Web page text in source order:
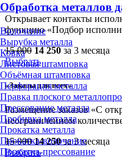
Обработка металлов
Волочение
Вырубка металла
Ковка
Листовая штамповка
Объёмная штамповка
Перфорация металла
Правка плоского
Прессование металла
Пробивка металла
Прокатка металла
Прокатка-волочение
Прокатка-прессование
Открывает контакты
функцию «Подбор
15 000 14 250 за 3 месяца
Выбрать
«Заказы для всех»
Размещение заказов «С
неограниченном
15 000 14 250 за 3 месяца
Выбрать